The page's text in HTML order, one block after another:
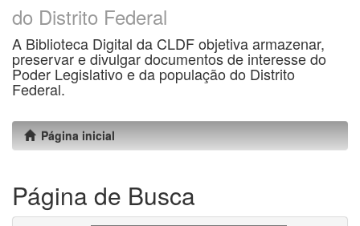
do Distrito Federal
A Biblioteca Digital da CLDF objetiva armazenar,
preservar e divulgar documentos de interesse do
Poder Legislativo e da população do Distrito
Federal.
Página inicial
Página de Busca